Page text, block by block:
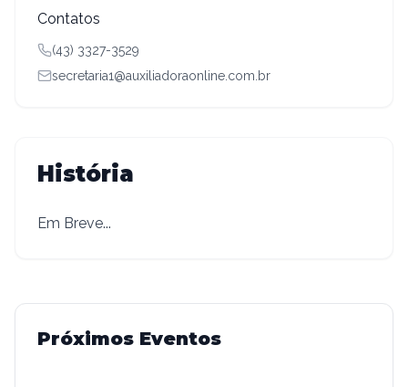
Contatos
(43) 3327-3529
secretaria1@auxiliadoraonline.com.br
História
Em Breve...
Próximos Eventos